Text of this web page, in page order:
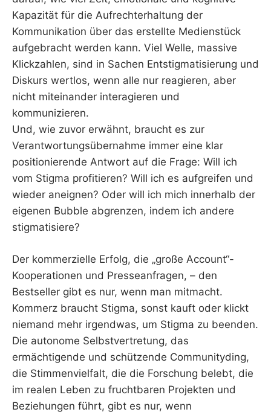
Kapazität für die Aufrechterhaltung der
Kommunikation über das erstellte Medienstück
aufgebracht werden kann. Viel Welle, massive
Klickzahlen, sind in Sachen Entstigmatisierung und
Diskurs wertlos, wenn alle nur reagieren, aber
nicht miteinander interagieren und
kommunizieren.
Und, wie zuvor erwähnt, braucht es zur
Verantwortungsübernahme immer eine klar
positionierende Antwort auf die Frage: Will ich
vom Stigma profitieren? Will ich es aufgreifen und
wieder aneignen? Oder will ich mich innerhalb der
eigenen Bubble abgrenzen, indem ich andere
stigmatisiere?
Der kommerzielle Erfolg, die „große Account“-
Kooperationen und Presseanfragen, – den
Bestseller gibt es nur, wenn man mitmacht.
Kommerz braucht Stigma, sonst kauft oder klickt
niemand mehr irgendwas, um Stigma zu beenden.
Die autonome Selbstvertretung, das
ermächtigende und schützende Communityding,
die Stimmenvielfalt, die die Forschung belebt, die
im realen Leben zu fruchtbaren Projekten und
Beziehungen führt, gibt es nur, wenn